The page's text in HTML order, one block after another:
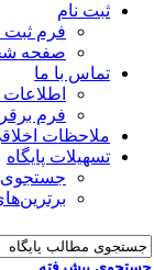
ثبت نام
فرم ثبت نام
صفحه
تماس با ما
اطلاعات
فرم
ملاحظات اخلاقی
تسهیلات پایگاه
جستجوی
برترین‌های